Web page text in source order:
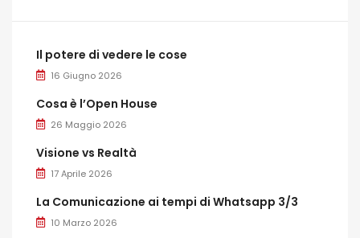
Il potere di vedere le cose
16 Giugno 2026
Cosa è l’Open House
26 Maggio 2026
Visione vs Realtà
17 Aprile 2026
La Comunicazione ai tempi di Whatsapp 3/3
10 Marzo 2026